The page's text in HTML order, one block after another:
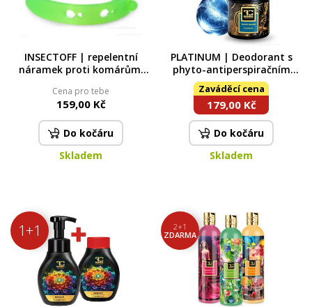
INSECTOFF | repelentní
náramek proti komárům,
Cena pro tebe
159,00 Kč
Do kočáru
Skladem
PLATINUM | Deodorant s
phyto-antiperspiračním
komplexem | 75 ml
Zaváděcí cena
179,00 Kč
Do kočáru
Skladem
1+1
2+1
ZDARMA